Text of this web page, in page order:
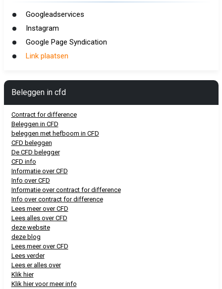
Googleadservices
Instagram
Google Page Syndication
Link plaatsen
Beleggen in cfd
Contract for difference
Beleggen in CFD
beleggen met hefboom in CFD
CFD beleggen
De CFD belegger
CFD info
Informatie over CFD
Info over CFD
Informatie over contract for difference
Info over contract for difference
Lees meer over CFD
Lees alles over CFD
deze website
deze blog
Lees meer over CFD
Lees verder
Lees er alles over
Klik hier
Klik hier voor meer info